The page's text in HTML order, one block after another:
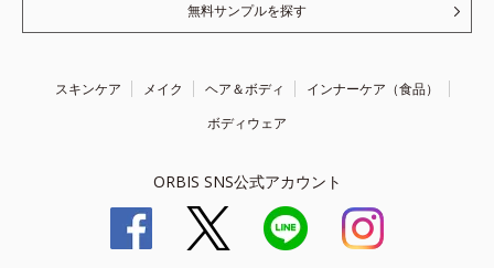
無料サンプルを探す
スキンケア メイク ヘア＆ボディ
インナーケア（食品）
ボディウェア
ORBIS SNS公式アカウント